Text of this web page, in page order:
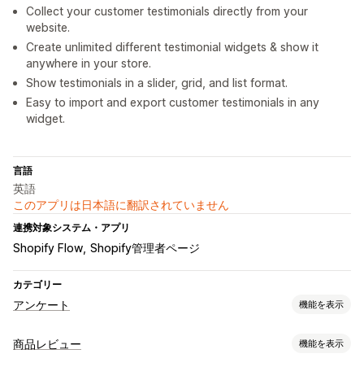
Collect your customer testimonials directly from your
website.
Create unlimited different testimonial widgets & show it
anywhere in your store.
Show testimonials in a slider, grid, and list format.
Easy to import and export customer testimonials in any
widget.
言語
英語
このアプリは日本語に翻訳されていません
連携対象システム・アプリ
Shopify Flow Shopify管理者ページ
カテゴリー
アンケート 機能を表示
フォームのカスタマイズ
商品レビュー 機能を表示